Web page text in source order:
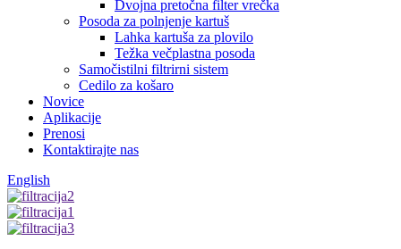
Dvojna pretočna filter vrečka
Posoda za polnjenje kartuš
Lahka kartuša za plovilo
Težka večplastna posoda
Samočistilni filtrirni sistem
Cedilo za košaro
Novice
Aplikacije
Prenosi
Kontaktirajte nas
English